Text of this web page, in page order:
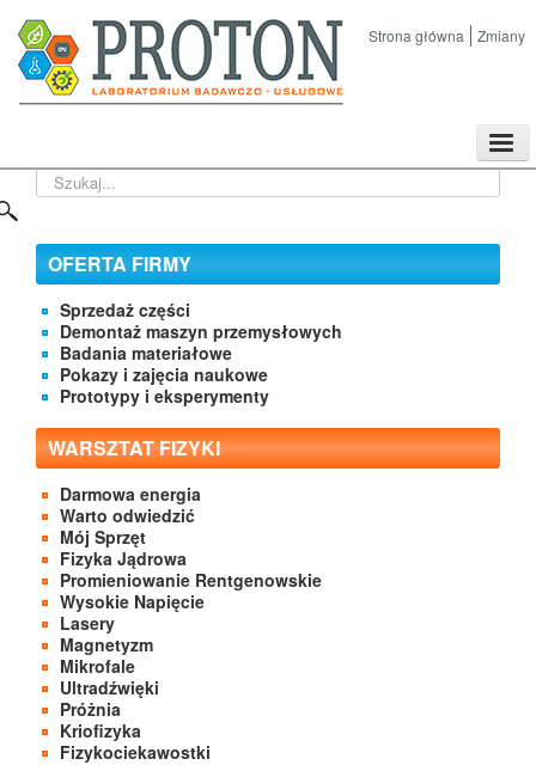
Strona główna Zmiany
Kontakt
Szukaj...
OFERTA FIRMY
Sprzedaż części
Demontaż maszyn przemysłowych
Badania materiałowe
Pokazy i zajęcia naukowe
Prototypy i eksperymenty
WARSZTAT FIZYKI
Darmowa energia
Warto odwiedzić
Mój Sprzęt
Fizyka Jądrowa
Promieniowanie Rentgenowskie
Wysokie Napięcie
Lasery
Magnetyzm
Mikrofale
Ultradźwięki
Próżnia
Kriofizyka
Fizykociekawostki